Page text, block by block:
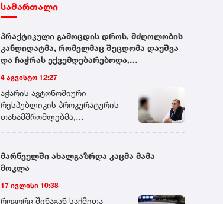
სამართალი
პრაქტიკული გამოცდის დროს, მძღოლობის
კანდიდატმა, რომელმაც შეცდომა დაუშვა
და ჩაჭრას ექვემდებარებოდა,
პროკურატურამ აღნიშნული პირი ქრთამის
მიცემის ფაქტზე დააკავა
4 აგვისტო 12:27
აჭარის ავტონომიური
რესპუბლიკის პროკურატურის
თანამშრომლებმა,
შედეგად,ქრთამის მიმცემი
პირი ბრალდებულად დააკავეს.
საქართველოს სისხლის
სამართლის კოდექსის 339-ე
მარნეულში ახალგაზრდა კაცმა მამა
მოკლა
17 ივლისი 10:38
როგორც შინაგან საქმეთა